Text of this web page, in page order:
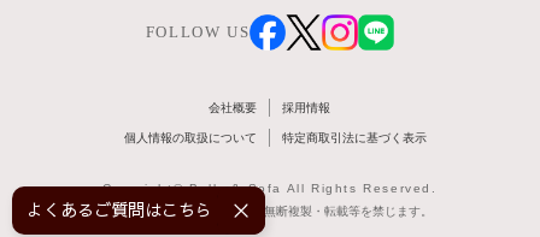
FOLLOW US
会社概要 採用情報
個人情報の取扱について 特定商取引法に基づく表示
Copyright© Belle & Sofa All Rights Reserved.
掲載記事・写真・図表などの無断複製・転載等を禁じます。
よくあるご質問はこちら！